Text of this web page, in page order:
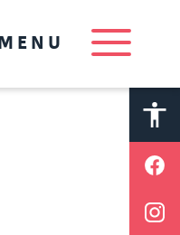
MENU
A A